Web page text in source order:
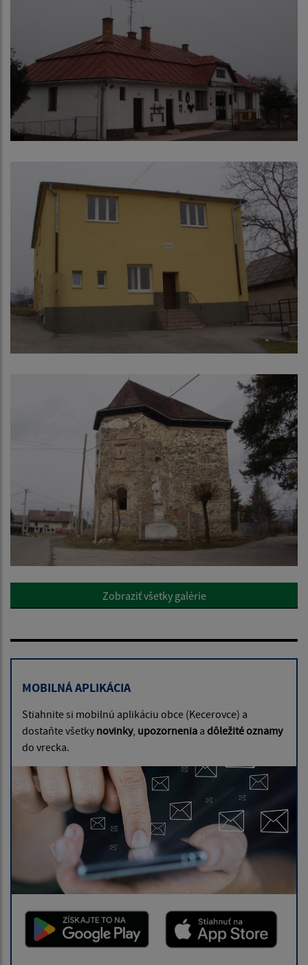
Zobraziť všetky galérie
MOBILNÁ APLIKÁCIA
Stiahnite si mobilnú aplikáciu obce (Kecerovce) a
dostaňte všetky novinky, upozornenia a dôležité oznamy
do vrecka.